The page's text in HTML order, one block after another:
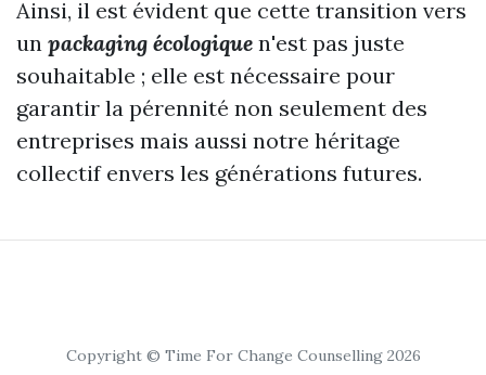
Ainsi, il est évident que cette transition vers
un packaging écologique n'est pas juste
souhaitable ; elle est nécessaire pour
garantir la pérennité non seulement des
entreprises mais aussi notre héritage
collectif envers les générations futures.
Copyright © Time For Change Counselling 2026